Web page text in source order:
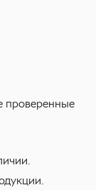
проверенные